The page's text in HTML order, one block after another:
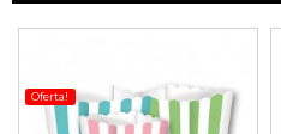
Oferta!